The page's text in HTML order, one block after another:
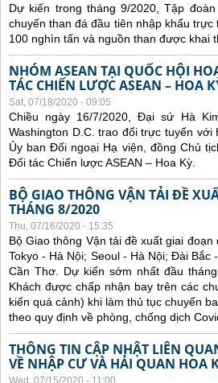
Dự kiến trong tháng 9/2020, Tập
chuyến than đá đầu tiên nhập khẩu
100 nghìn tấn và nguồn than được khai
NHÓM ASEAN TẠI QUỐC HỘI
TÁC CHIẾN LƯỢC ASEAN – HOA
Sat, 07/18/2020 - 09:05
Chiều ngày 16/7/2020, Đại sứ Hà
Washington D.C. trao đổi trực tuyến
Ủy ban Đối ngoại Hạ viện, đồng Chủ
Đối tác Chiến lược ASEAN – Hoa Kỳ.
BỘ GIAO THÔNG VẬN TẢI ĐỀ
THÁNG 8/2020
Thu, 07/16/2020 - 15:35
Bộ Giao thông Vận tải đề xuất giai
Tokyo - Hà Nội; Seoul - Hà Nội; Đài
Cần Thơ. Dự kiến sớm nhất đầu
Khách được chấp nhận bay trên các
kiến quá cảnh) khi làm thủ tục chuyến
theo quy định về phòng, chống dịch
THÔNG TIN CẬP NHẬT LIÊN
VỀ NHẬP CƯ VÀ HẢI QUAN HOA
Wed, 07/15/2020 - 11:00